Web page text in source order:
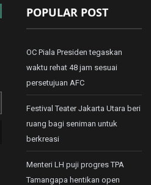
POPULAR POST
OC Piala Presiden tegaskan
waktu rehat 48 jam sesuai
persetujuan AFC
Festival Teater Jakarta Utara beri
ruang bagi seniman untuk
berkreasi
Menteri LH puji progres TPA
Tamangapa hentikan open